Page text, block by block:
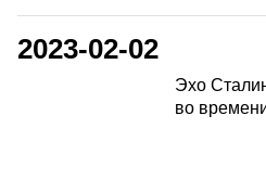
2023-02-02
Эхо
во